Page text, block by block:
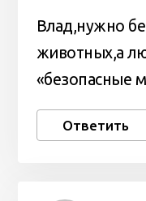
Влад,нужно
животных,а
«безопасные
Ответить